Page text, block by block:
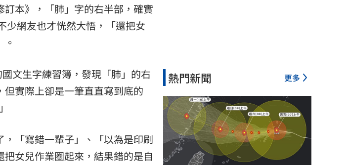
訂本》，「肺」字的右半部，確實
少網友也才恍然大悟，「還把女
文生字練習簿，發現「肺」的右
實際上卻是一筆直直寫到底的
「寫錯一輩子」、「以為是印刷
女兒作業圈起來，結果錯的是自
熱門新聞 更多